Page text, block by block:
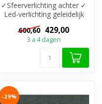
✓Sfeerverlichting achter ✓
Led-verlichting geleidelijk
3000-6400K ✓ Dimbaar ✓
in...
600,60 429,00
3 a 4 dagen
-29%